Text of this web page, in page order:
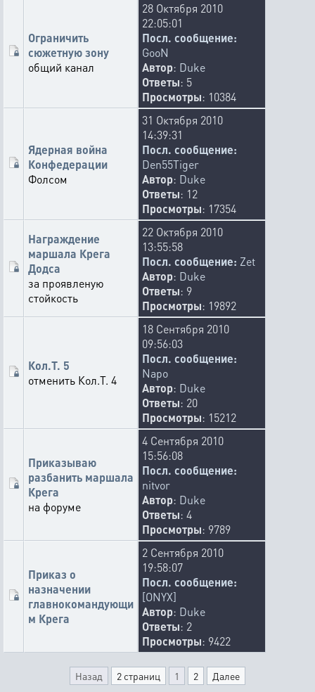
Ограничить
сюжетную зону
общий канал
28 Октября 2010
22:05:01
Посл. сообщение:
GooN
Автор: Duke
Ответы: 5
Просмотры: 10384
Ядерная война
Конфедерации
Фолсом
31 Октября 2010
14:39:31
Посл. сообщение:
Den55Tiger
Автор: Duke
Ответы: 12
Просмотры: 17354
Награждение
маршала Крега
Додса
за проявленую
стойкость
22 Октября 2010
13:55:58
Посл. сообщение: Zet
Автор: Duke
Ответы: 9
Просмотры: 19892
Кол.Т. 5
отменить Кол.Т. 4
18 Сентября 2010
09:56:03
Посл. сообщение:
Napo
Автор: Duke
Ответы: 20
Просмотры: 15212
Приказываю
разбанить маршала
Крега
на форуме
4 Сентября 2010
15:56:08
Посл. сообщение:
nitvor
Автор: Duke
Ответы: 4
Просмотры: 9789
Приказ о
назначении
главнокомандующи
м Крега
2 Сентября 2010
19:58:07
Посл. сообщение:
[ONYX]
Автор: Duke
Ответы: 2
Просмотры: 9422
Назад 2 страниц 1 2 Далее